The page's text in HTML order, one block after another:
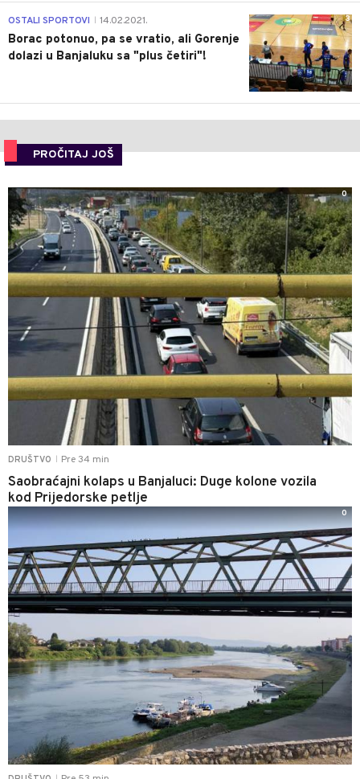
3
OSTALI SPORTOVI 14.02.2021.
Borac potonuo, pa se vratio, ali Gorenje
dolazi u Banjaluku sa "plus četiri"!
PROČITAJ JOŠ
DRUŠTVO Pre 34 min
Saobraćajni kolaps u Banjaluci: Duge kolone vozila
kod Prijedorske petlje
0
0